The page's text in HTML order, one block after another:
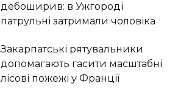
дебоширив: в Ужгороді
патрульні затримали чоловіка
Закарпатські рятувальники
допомагають гасити масштабні
лісові пожежі у Франції